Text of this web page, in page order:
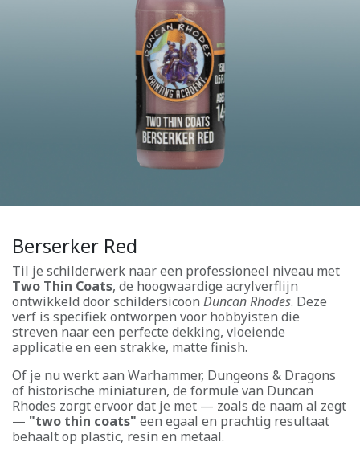
Berserker Red
Til je schilderwerk naar een professioneel niveau met
Two Thin Coats, de hoogwaardige acrylverflijn
ontwikkeld door schildersicoon Duncan Rhodes. Deze
verf is specifiek ontworpen voor hobbyisten die
streven naar een perfecte dekking, vloeiende
applicatie en een strakke, matte finish.
Of je nu werkt aan Warhammer, Dungeons & Dragons
of historische miniaturen, de formule van Duncan
Rhodes zorgt ervoor dat je met — zoals de naam al zegt
— "two thin coats" een egaal en prachtig resultaat
behaalt op plastic, resin en metaal.